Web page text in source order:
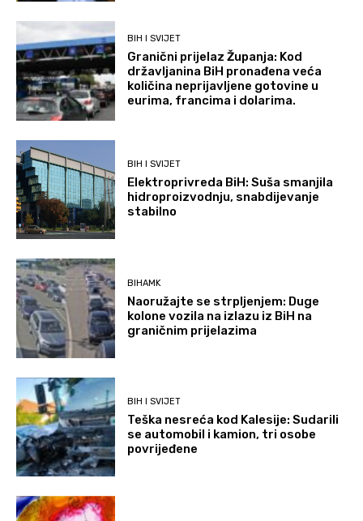
BIH I SVIJET
Granični prijelaz Županja: Kod
državljanina BiH pronađena veća
količina neprijavljene gotovine u
eurima, francima i dolarima.
BIH I SVIJET
Elektroprivreda BiH: Suša smanjila
hidroproizvodnju, snabdijevanje
stabilno
BIHAMK
Naoružajte se strpljenjem: Duge
kolone vozila na izlazu iz BiH na
graničnim prijelazima
BIH I SVIJET
Teška nesreća kod Kalesije: Sudarili
se automobil i kamion, tri osobe
povrijeđene